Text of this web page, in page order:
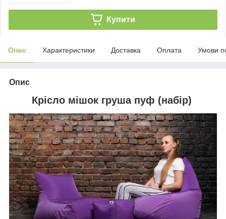
Купити
Опис Характеристики Доставка Оплата Умови
Опис
Крісло мішок груша пуф (набір)